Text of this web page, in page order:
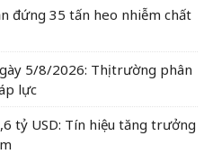
đứng 35 tấn heo nhiễm chất
5/8/2026: Thị trường phân
lực
tỷ USD: Tín hiệu tăng trưởng